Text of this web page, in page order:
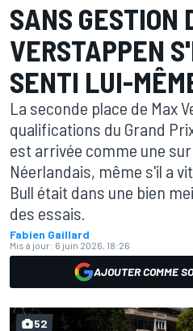
SANS GESTION
VERSTAPPEN
SENTI LUI-
La seconde place de Max
qualifications du Grand
est arrivée comme une
Néerlandais, même s'il a
Bull était dans une bien
des essais.
Fabien Gaillard
Mis à jour: 6 juin 2026, 18:26
AJOUTER COMME
52